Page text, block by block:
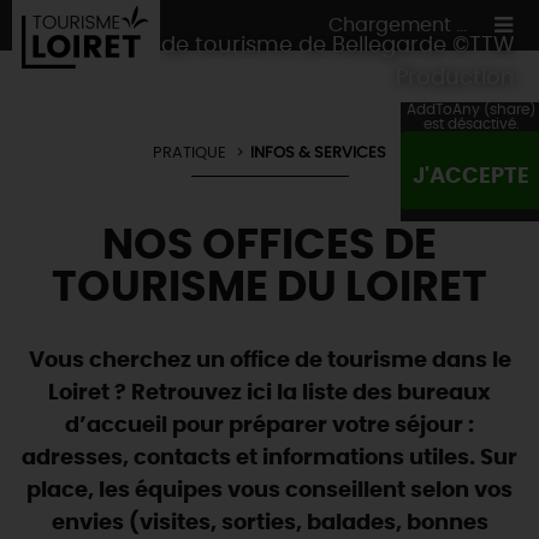
Chargement ...
VOS ENVIES
LES INCONTOURNABLES MADE IN LOIRET
HÉBERGEMENTS
HÉBERGEMENTS
RÉSERVERMAINTENANT
CULTURE
NATURE
VILLES & VILLAGES
TOUTES LES VISITES
TOUS À L'EAU !
EN MODENATURE& AVENTURE
AUSSI
Où manger
Maîtresrestaurateurs
Nosmarchés
Artistes et Artisans d'Art
Nosspécialités du terroiret producteurs
A NE PAS
RATER
Téléchargez le Guide de l'été 2026 🤽🌞
Avis de fraicheur ici pour éviter la chaleur 🥵
TOURISME &HANDICAP
Office de tourisme de Bellegarde ©TTW
PRATIQUE INFOS & SERVICES
NOS OFFICES DE
TOURISME DU LOIRET
Vous cherchez un office de tourisme dans le
Loiret ? Retrouvez ici la liste des bureaux
d’accueil pour préparer votre séjour :
adresses, contacts et informations utiles. Sur
place, les équipes vous conseillent selon vos
envies (visites, sorties, balades, bonnes
AddToAny (share)
est désactivé.
J'ACCEPTE